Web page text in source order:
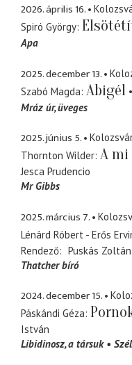
2026. április 16.
Spiró György
Apa
2025. december 13.
Szabó Magda Abigél
Mráz úr üveges
2025. június 5.
Thornton Wilder A
Jesca Prudencio
Mr Gibbs
2025. március 7.
Lénárd Róbert - Erős
Rendező
Puskás Zoltán
Thatcher bíró
2024. december 15.
Páskándi Géza
István
Libidinosz a társuk